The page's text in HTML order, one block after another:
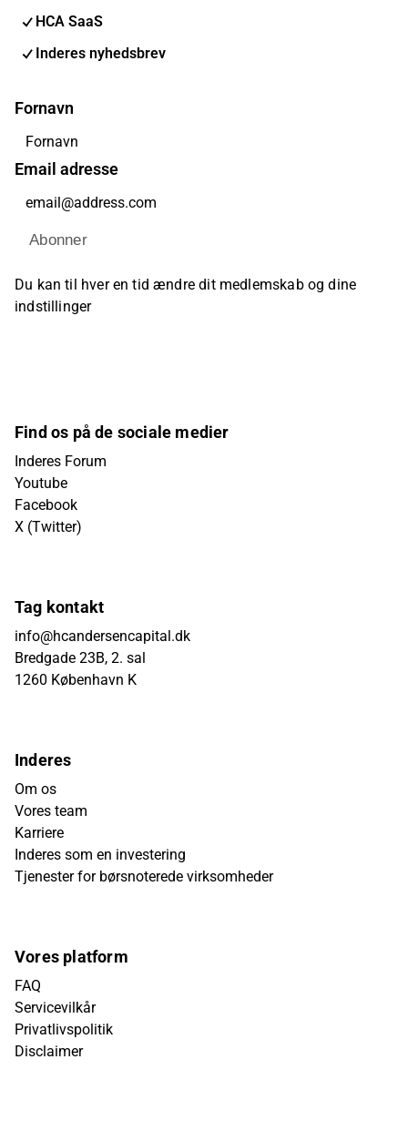
HCA SaaS
Inderes nyhedsbrev
Fornavn
Email adresse
Abonner
Du kan til hver en tid ændre dit medlemskab og dine
indstillinger
Find os på de sociale medier
Inderes Forum
Youtube
Facebook
X (Twitter)
Tag kontakt
info@hcandersencapital.dk
Bredgade 23B, 2. sal
1260 København K
Inderes
Om os
Vores team
Karriere
Inderes som en investering
Tjenester for børsnoterede virksomheder
Vores platform
FAQ
Servicevilkår
Privatlivspolitik
Disclaimer